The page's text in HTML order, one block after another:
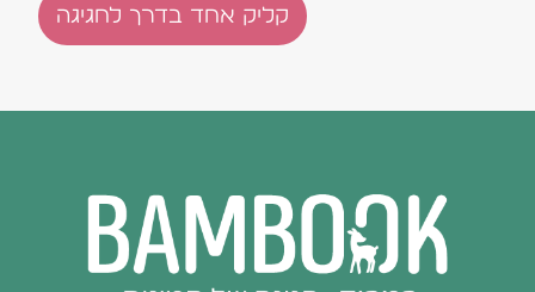
קליק אחד בדרך לחגיגה